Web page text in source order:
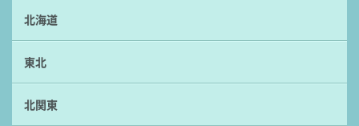
北海道
東北
北関東